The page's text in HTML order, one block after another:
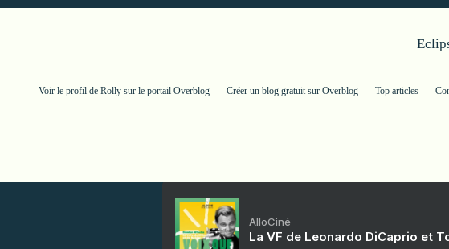
Voir le profil de Rollysur le portail Overblog Créer un blog gratuit sur Overblog Top articles
AlloCiné
La VF de Leonardo DiCaprio et